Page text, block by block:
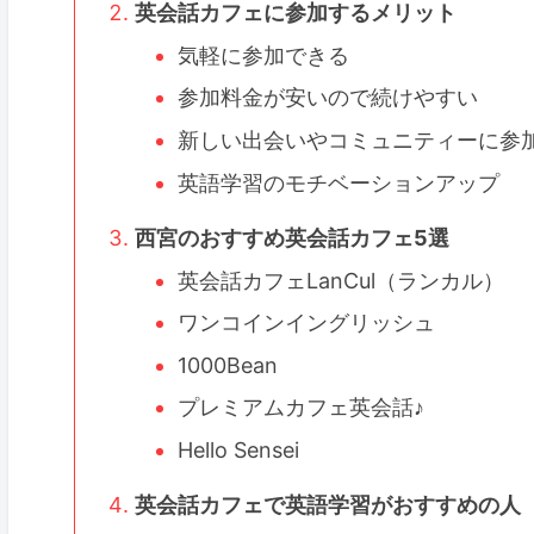
英会話カフェに参加するメリット
気軽に参加できる
参加料金が安いので続けやすい
新しい出会いやコミュニティーに参
英語学習のモチベーションアップ
西宮のおすすめ英会話カフェ5選
英会話カフェLanCul（ランカル）
ワンコインイングリッシュ
1000Bean
プレミアムカフェ英会話♪
Hello Sensei
英会話カフェで英語学習がおすすめの人